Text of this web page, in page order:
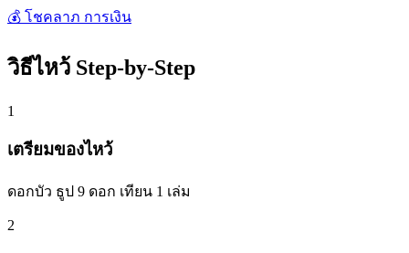
💰 โชคลาภ การเงิน
วิธีไหว้ Step-by-Step
1
เตรียมของไหว้
ดอกบัว ธูป 9 ดอก เทียน 1 เล่ม
2